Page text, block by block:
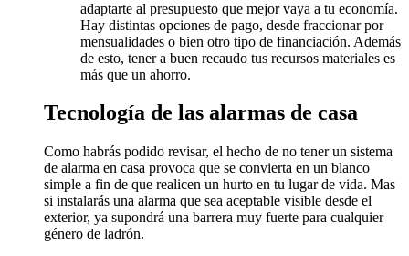
adaptarte al presupuesto que mejor vaya a tu economía.
Hay distintas opciones de pago, desde fraccionar por
mensualidades o bien otro tipo de financiación. Además
de esto, tener a buen recaudo tus recursos materiales es
más que un ahorro.
Tecnología de las alarmas de casa
Como habrás podido revisar, el hecho de no tener un sistema
de alarma en casa provoca que se convierta en un blanco
simple a fin de que realicen un hurto en tu lugar de vida. Mas
si instalarás una alarma que sea aceptable visible desde el
exterior, ya supondrá una barrera muy fuerte para cualquier
género de ladrón.